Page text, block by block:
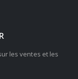
les ventes et les